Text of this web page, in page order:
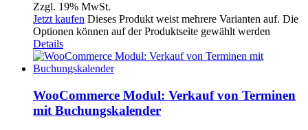
Zzgl. 19% MwSt.
Jetzt kaufen Dieses Produkt weist mehrere Varianten auf. Die
Optionen können auf der Produktseite gewählt werden
Details
WooCommerce Modul: Verkauf von Terminen
mit Buchungskalender